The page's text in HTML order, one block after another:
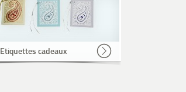
Etiquettes cadeaux